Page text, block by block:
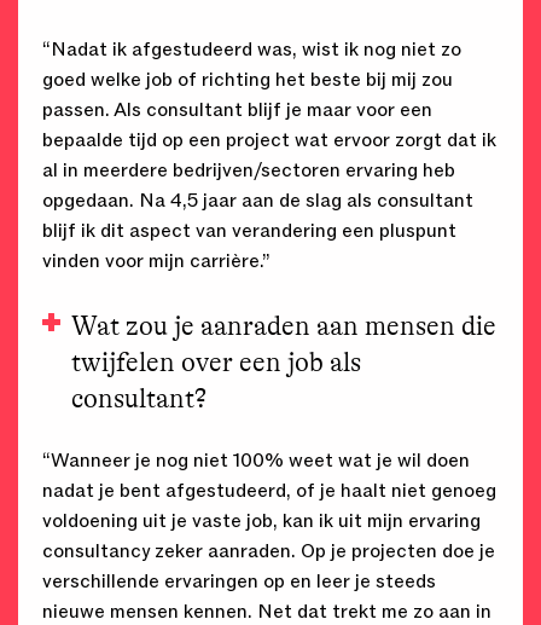
“Nadat ik afgestudeerd was, wist ik nog niet zo
goed welke job of richting het beste bij mij zou
passen. Als consultant blijf je maar voor een
bepaalde tijd op een project wat ervoor zorgt dat ik
al in meerdere bedrijven/sectoren ervaring heb
opgedaan. Na 4,5 jaar aan de slag als consultant
blijf ik dit aspect van verandering een pluspunt
vinden voor mijn carrière.”
Wat zou je aanraden aan mensen die
twijfelen over een job als
consultant?
“Wanneer je nog niet 100% weet wat je wil doen
nadat je bent afgestudeerd, of je haalt niet genoeg
voldoening uit je vaste job, kan ik uit mijn ervaring
consultancy zeker aanraden. Op je projecten doe je
verschillende ervaringen op en leer je steeds
nieuwe mensen kennen. Net dat trekt me zo aan in